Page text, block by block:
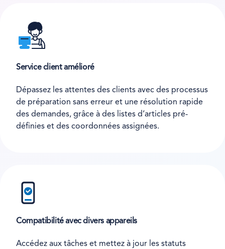
Service client amélioré
Dépassez les attentes des clients avec des processus
de préparation sans erreur et une résolution rapide
des demandes, grâce à des listes d’articles pré-
définies et des coordonnées assignées.
Compatibilité avec divers appareils
Accédez aux tâches et mettez à jour les statuts